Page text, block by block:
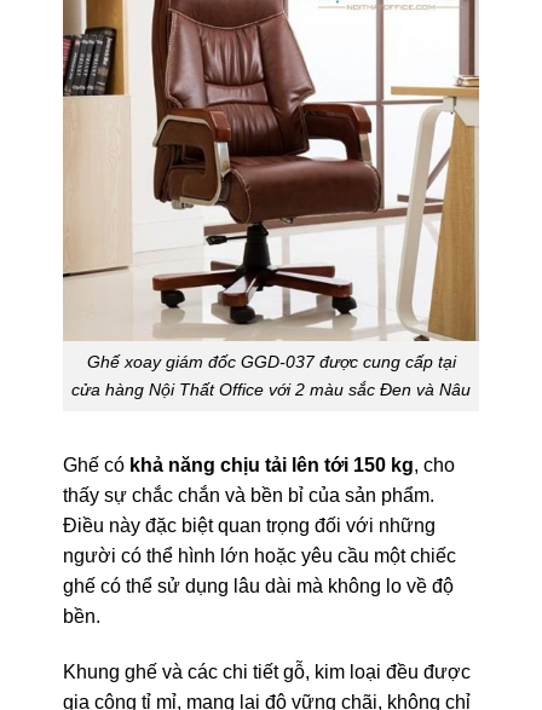
Ghế xoay giám đốc GGD-037 được cung cấp tại
cửa hàng Nội Thất Office với 2 màu sắc Đen và Nâu
Ghế có khả năng chịu tải lên tới 150 kg, cho
thấy sự chắc chắn và bền bỉ của sản phẩm.
Điều này đặc biệt quan trọng đối với những
người có thể hình lớn hoặc yêu cầu một chiếc
ghế có thể sử dụng lâu dài mà không lo về độ
bền.
Khung ghế và các chi tiết gỗ, kim loại đều được
gia công tỉ mỉ, mang lại độ vững chãi, không chỉ